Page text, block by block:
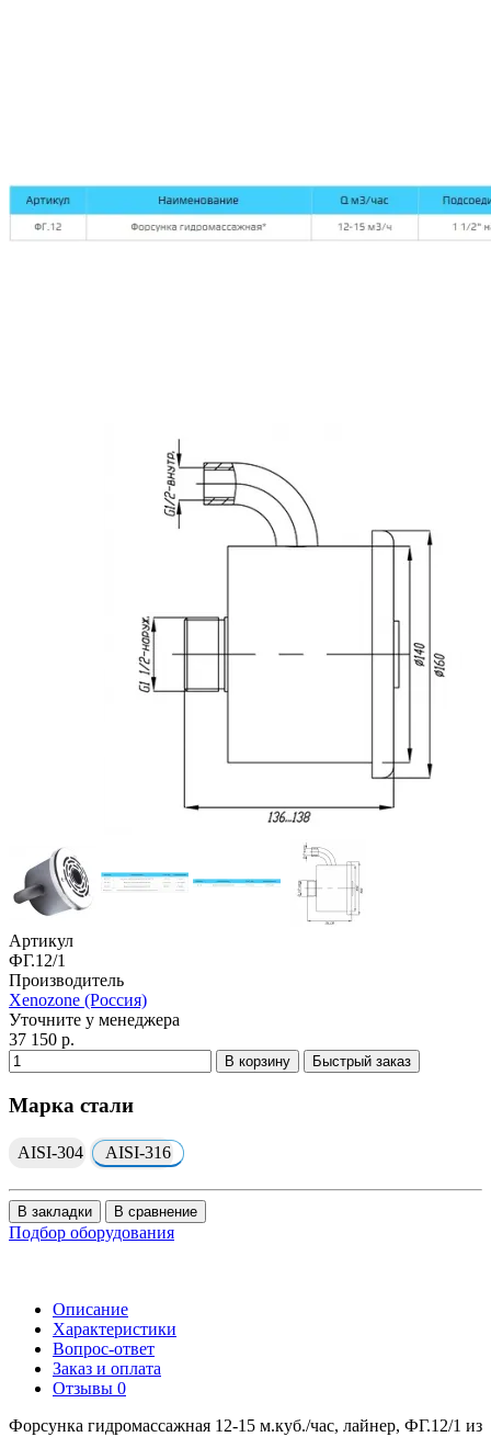
Артикул
ФГ.12/1
Производитель
Xenozone (Россия)
Уточните у менеджера
37 150 р.
В корзину Быстрый заказ
Марка стали
AISI-304 AISI-316
В закладки В сравнение
Подбор оборудования
Описание
Характеристики
Вопрос-ответ
Заказ и оплата
Отзывы 0
Форсунка гидромассажная 12-15 м.куб./час, лайнер, ФГ.12/1 из